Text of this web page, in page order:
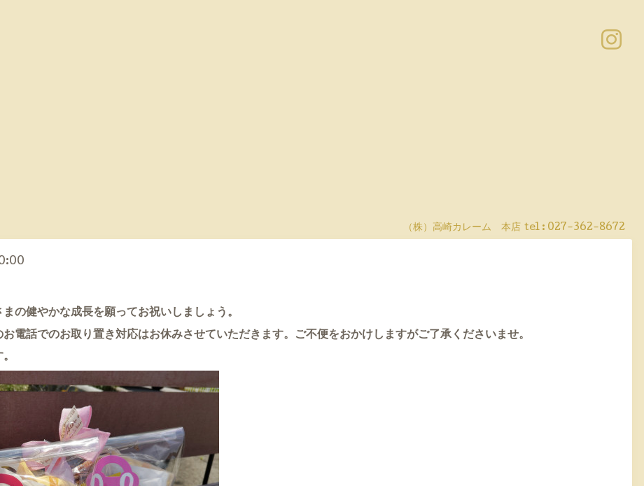
（株）高崎カレーム 本店 tel : 027-362-8672
の健やかな成長を願ってお祝いしましょう。
電話でのお取り置き対応はお休みさせていただきます。ご不便をおかけしますがご了承くださいませ。